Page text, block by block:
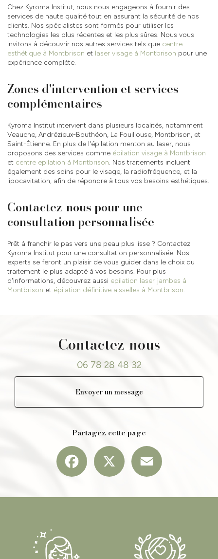
Chez Kyroma Institut, nous nous engageons à fournir des
services de haute qualité tout en assurant la sécurité de nos
clients. Nos spécialistes sont formés pour utiliser les
technologies les plus récentes et les plus sûres. Nous vous
invitons à découvrir nos autres services tels que centre
esthétique à Montbrison et laser visage à Montbrison pour une
expérience complète.
Zones d'intervention et services
complémentaires
Kyroma Institut intervient dans plusieurs localités, notamment
Veauche, Andrézieux-Bouthéon, La Fouillouse, Montbrison, et
Saint-Étienne. En plus de l'épilation menton au laser, nous
proposons des services comme épilation visage à Montbrison
et centre epilation à Montbrison. Nos traitements incluent
également des soins pour le visage, la radiofréquence, et la
lipocavitation, afin de répondre à tous vos besoins esthétiques.
Contactez-nous pour une
consultation personnalisée
Prêt à franchir le pas vers une peau plus lisse ? Contactez
Kyroma Institut pour une consultation personnalisée. Nos
experts se feront un plaisir de vous guider dans le choix du
traitement le plus adapté à vos besoins. Pour plus
d'informations, découvrez aussi epilation laser jambes à
Montbrison et épilation définitive aisselles à Montbrison.
Contactez-nous
06 78 28 48 32
Envoyer un message
Partagez cette page
Facebook